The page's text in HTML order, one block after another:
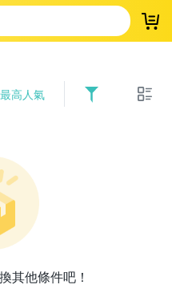
登
最高人氣
其他條件吧！